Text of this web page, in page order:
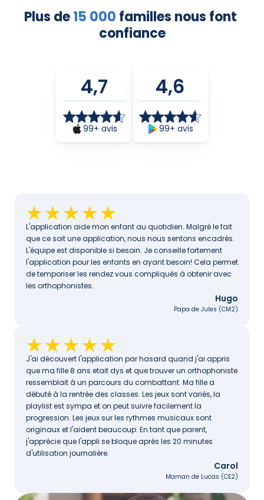
Plus de 15 000 familles nous font
confiance
4,7
99+ avis
4,6
99+ avis
L'application aide mon enfant au quotidien. Malgré le fait
que ce soit une application, nous nous sentons encadrés.
L'équipe est disponible si besoin. Je conseille fortement
l'application pour les enfants en ayant besoin! Cela permet
de temporiser les rendez vous compliqués à obtenir avec
les orthophonistes.
Hugo
Papa de Jules (CM2)
J'ai découvert l'application par hasard quand j'ai appris
que ma fille 8 ans etait dys et que trouver un orthophoniste
ressemblait à un parcours du combattant. Ma fille a
débuté à la rentrée des classes. Les jeux sont variés, la
playlist est sympa et on peut suivre facilement la
progression. Les jeux sur les rythmes musicaux sont
originaux et l'aident beaucoup. En tant que parent,
j'apprécie que l'appli se bloque après les 20 minutes
d'utilisation journalière.
Carol
Maman de Lucas (CE2)